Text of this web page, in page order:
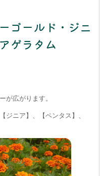
ゴールド・ジニ
ゲラタム
広がります。
ジニア】、【ペンタス】、